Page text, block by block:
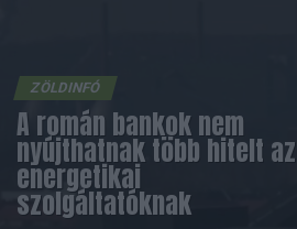
ZÖLDINFÓ
A román bankok nem
nyújthatnak több hitelt az
energetikai
szolgáltatóknak